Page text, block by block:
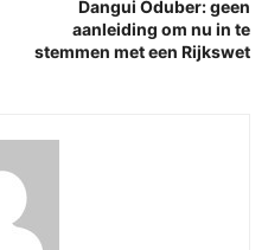
Dangui Oduber: geen
aanleiding om nu in te
stemmen met een Rijkswet